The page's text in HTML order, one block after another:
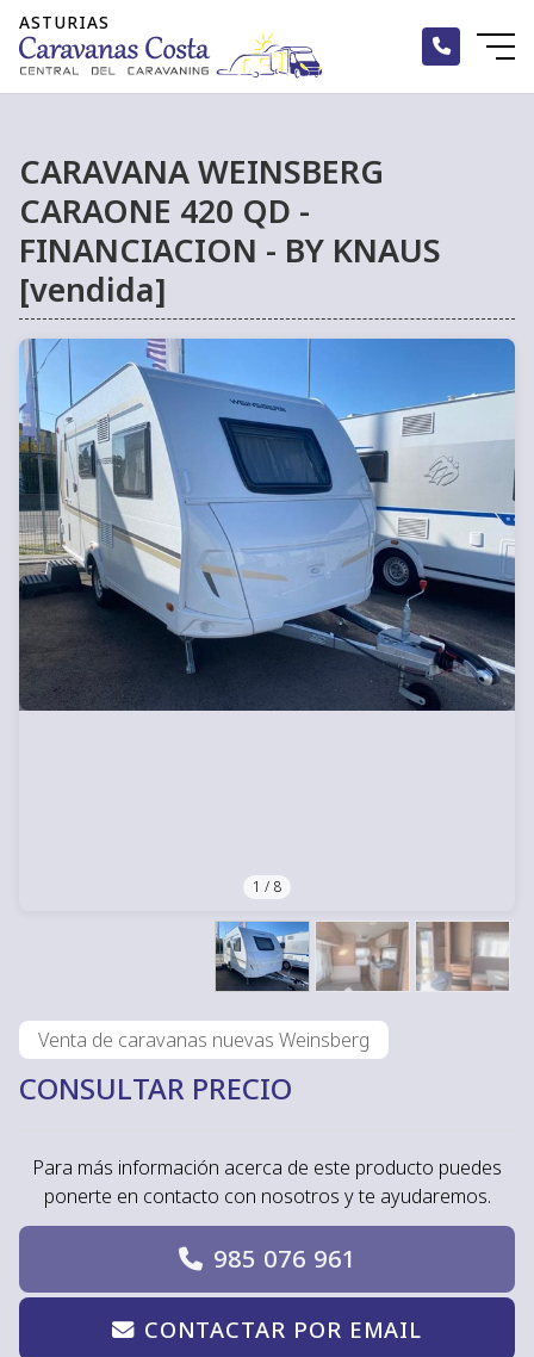
CARAVANA WEINSBERG
CARAONE 420 QD -
FINANCIACION - BY KNAUS
[vendida]
1 / 8
Venta de caravanas nuevas Weinsberg
CONSULTAR PRECIO
Para más información acerca de este producto puedes
ponerte en contacto con nosotros y te ayudaremos.
985 076 961
CONTACTAR POR EMAIL